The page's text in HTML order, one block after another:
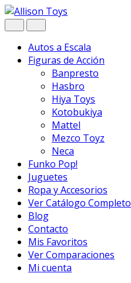
Navegar
Ir
al
Autos a Escala
Figuras de Acción
Banpresto
Hasbro
Hiya Toys
Kotobukiya
Mattel
Mezco Toyz
Neca
Funko Pop!
Juguetes
Ropa y Accesorios
Ver Catálogo Completo
Blog
Contacto
Mis Favoritos
Ver Comparaciones
Mi cuenta